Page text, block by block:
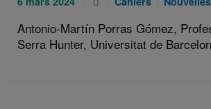
:
:
Antonio-Martín Porras Gómez,
Serra Hunter, Universitat de